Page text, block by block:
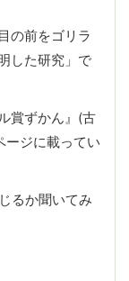
の前をゴリラ
した研究」で
賞ずかん』(古
ージに載ってい
るか聞いてみ